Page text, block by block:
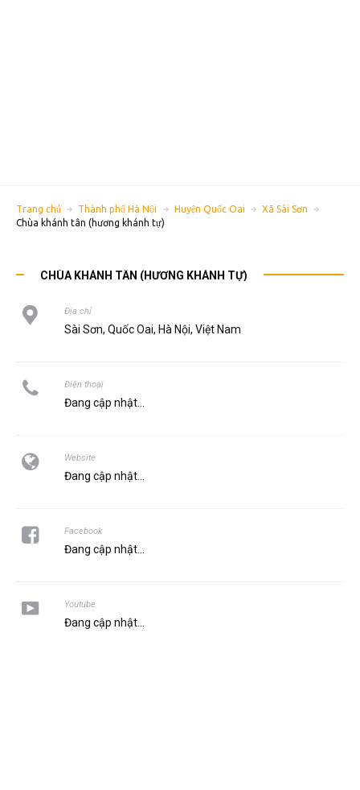
Trang chủ Thành phố Hà Nội Huyện Quốc Oai
Xã Sài Sơn
Chùa khánh tân (hương khánh tự)
CHÙA KHÁNH TÂN (HƯƠNG KHÁNH TỰ)
Địa chỉ
Sài Sơn, Quốc Oai, Hà Nội, Việt Nam
Điện thoại
Đang cập nhật...
Website
Đang cập nhật...
Facebook
Đang cập nhật...
Youtube
Đang cập nhật...